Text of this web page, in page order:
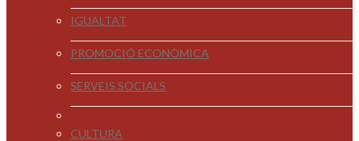
IGUALTAT
PROMOCIÓ ECONÒMICA
SERVEIS SOCIALS
CULTURA